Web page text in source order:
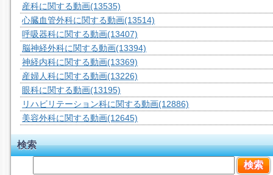
産科に関する動画(13535)
心臓血管外科に関する動画(13514)
呼吸器科に関する動画(13407)
脳神経外科に関する動画(13394)
神経内科に関する動画(13369)
産婦人科に関する動画(13226)
眼科に関する動画(13195)
リハビリテーション科に関する動画(12886)
美容外科に関する動画(12645)
検索